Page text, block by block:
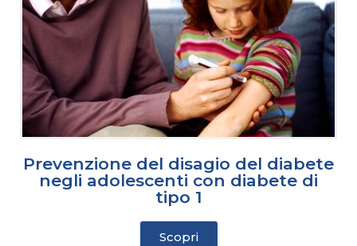
Prevenzione del disagio del diabete
negli adolescenti con diabete di
tipo 1
Scopri